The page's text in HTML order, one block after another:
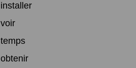
installer
voir
temps
obtenir